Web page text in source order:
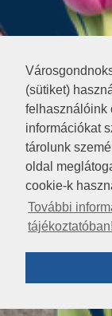
(sütiket)
felhasználóink
információkat
tárolunk
oldal
cookie-k
További
tájékoztatóban!